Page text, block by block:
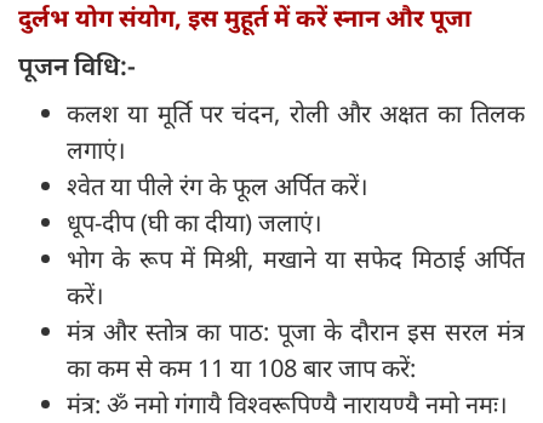
दुर्लभ योग संयोग, इस मुहूर्त में करें स्नान और पूजा
पूजन विधि:-
कलश या मूर्ति पर चंदन, रोली और अक्षत का तिलक
लगाएं।
श्वेत या पीले रंग के फूल अर्पित करें।
धूप-दीप (घी का दीया) जलाएं।
भोग के रूप में मिश्री, मखाने या सफेद मिठाई अर्पित
करें।
मंत्र और स्तोत्र का पाठ: पूजा के दौरान इस सरल मंत्र
का कम से कम 11 या 108 बार जाप करें:
मंत्र: ॐ नमो गंगायै विश्वरूपिण्यै नारायण्यै नमो नमः।